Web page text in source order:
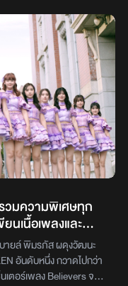
ๆ ของชีวิตโดยล่าสุดเดิน
วเอง คือ “INK” เป็นเพลง
มักลืมทุกอย่างที่เกิดขึ้น เพื่อ
อยากจะชวนให้ทุกคน อยู่
าถึงเพลงนี้ว่า“ถ้าพูดถึง
มเป็นเราที่สุด และสามารถ
ละมีความเป็นเพลงไดเร
มาปิดท้ายส่วนมิวสิกวิดีโอ
ศิลปินของอิ้งค์ที่สุด เพราะ
งไหนที่เป็นภาพอิ้งค์กับวง
ปกับดนตรี กับเพลงที่สุด
ลงมากขึ้น”สามารถเข้าไป
ได้ที่ YouTube
อิ้งค์ วรันธร ในอัลบั้มเต็ม
งที่จะชวนแฟนเพลงทุกคน
ทีภาพ : BOXX MUSIC
วมความพิเศษทุก
นเนื้อเพลงและ
บายล์ พิมรภัส ผดุงวัฒนะ
อันดับหนึ่ง กวาดไปกว่า
ตอร์เพลง Believers จาก